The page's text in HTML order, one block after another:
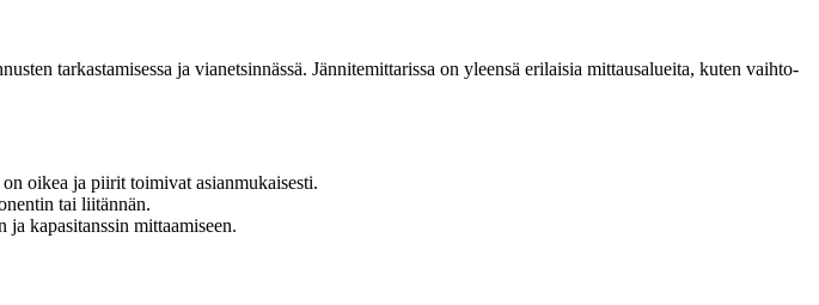
tarkastamisessa ja vianetsinnässä. Jännitemittarissa on yleensä erilaisia mittausalueita, kuten vaihto-
on oikea ja piirit toimivat asianmukaisesti.
tai liitännän.
kapasitanssin mittaamiseen.